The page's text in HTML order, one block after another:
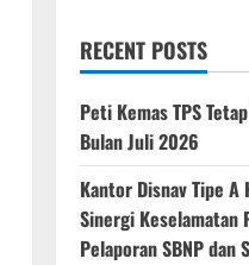
RECENT POSTS
Peti Kemas TPS
Bulan Juli 2026
Kantor Disnav Tipe
Sinergi Keselamatan
Pelaporan SBNP dan